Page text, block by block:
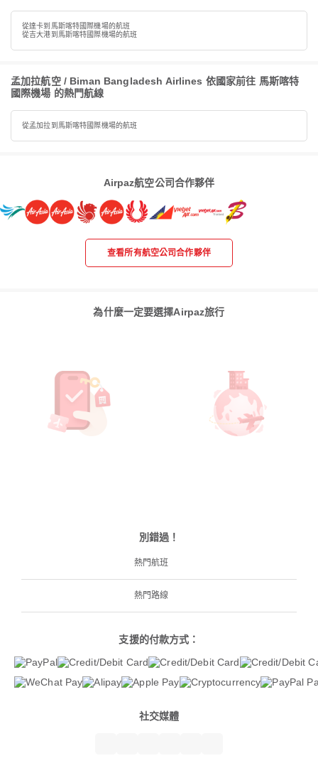
從達卡到馬斯喀特國際機場的航班
從吉大港到馬斯喀特國際機場的航班
孟加拉航空 / Biman Bangladesh Airlines 依國家前往 馬斯喀特
國際機場 的熱門航線
從孟加拉到馬斯喀特國際機場的航班
Airpaz航空公司合作夥伴
查看所有航空公司合作夥伴
為什麼一定要選擇Airpaz旅行
別錯過！
熱門航班
熱門路線
支援的付款方式：
社交媒體